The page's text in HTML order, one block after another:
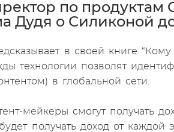
по продуктам
Дудя о Силиконой
в своей книге
технологии позволят
в глобальной сети.
мейкеры смогут получать
получать доход от